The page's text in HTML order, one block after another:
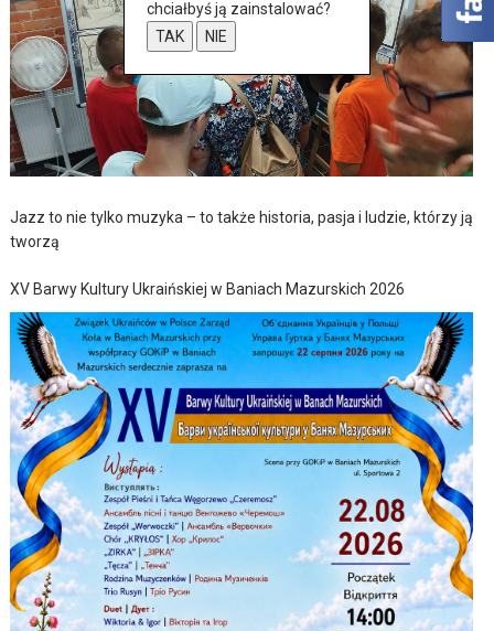
Jazz to nie tylko muzyka – to także historia, pasja i ludzie, którzy ją
tworzą
XV Barwy Kultury Ukraińskiej w Baniach Mazurskich 2026
chciałbyś ją zainstalować?
TAK
NIE